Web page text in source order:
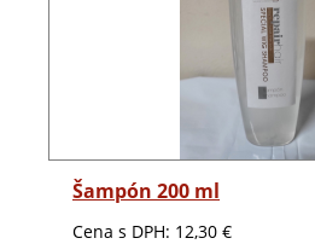
Šampón 200 ml
Cena s DPH: 12,30 €